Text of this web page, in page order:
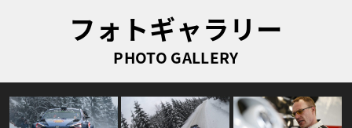
フォトギャラリー
PHOTO GALLERY